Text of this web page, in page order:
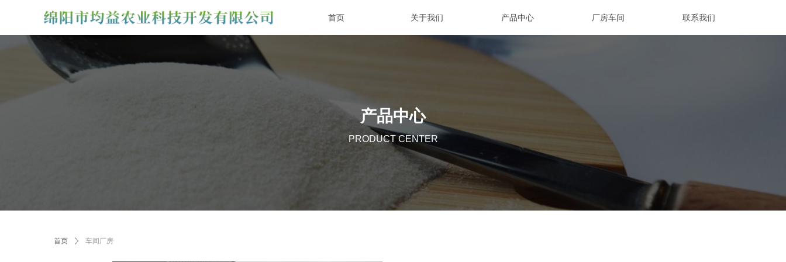
首页 关于我们 产品中心 厂房车间 联系我们
首页 ꄲ 车间厂房
产品中心
PRODUCT CENTER